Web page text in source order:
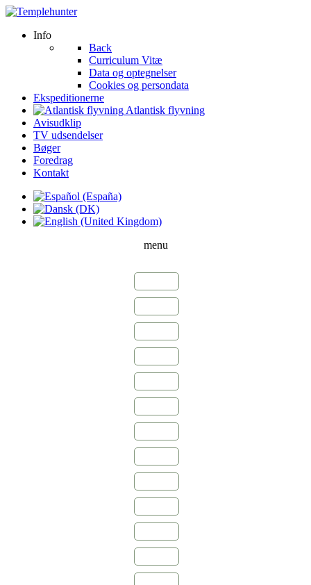
Info
Back
Curriculum Vitæ
Data og optegnelser
Cookies og persondata
Ekspeditionerne
Atlantisk flyvning
Avisudklip
TV udsendelser
Bøger
Foredrag
Kontakt
menu